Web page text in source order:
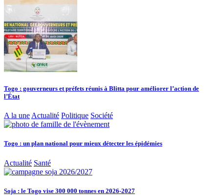
Togo : gouverneurs et préfets réunis à Blitta pour améliorer l’action de
l’État
A la une Actualité Politique Société
Togo : un plan national pour mieux détecter les épidémies
Actualité Santé
Soja : le Togo vise 300 000 tonnes en 2026-2027